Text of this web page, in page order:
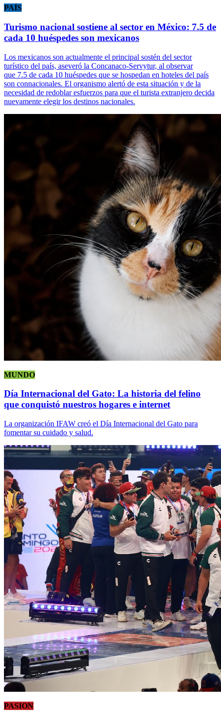
PAÍS
Turismo nacional sostiene al sector en México: 7.5 de
cada 10 huéspedes son mexicanos
Los mexicanos son actualmente el principal sostén del sector
turístico del país, aseveró la Concanaco-Servytur, al observar
que 7.5 de cada 10 huéspedes que se hospedan en hoteles del país
son connacionales. El organismo alertó de esta situación y de la
necesidad de redoblar esfuerzos para que el turista extranjero decida
nuevamente elegir los destinos nacionales.
MUNDO
Día Internacional del Gato: La historia del felino
que conquistó nuestros hogares e internet
La organización IFAW creó el Día Internacional del Gato para
fomentar su cuidado y salud.
PASION